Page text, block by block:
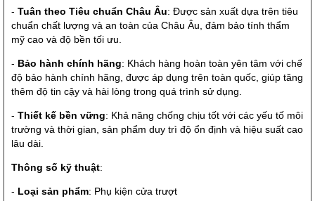
- Tuân theo Tiêu chuẩn Châu Âu: Được sản xuất dựa trên tiêu
chuẩn chất lượng và an toàn của Châu Âu, đảm bảo tính thẩm
mỹ cao và độ bền tối ưu.
- Bảo hành chính hãng: Khách hàng hoàn toàn yên tâm với chế
độ bảo hành chính hãng, được áp dụng trên toàn quốc, giúp tăng
thêm độ tin cậy và hài lòng trong quá trình sử dụng.
- Thiết kế bền vững: Khả năng chống chịu tốt với các yếu tố môi
trường và thời gian, sản phẩm duy trì độ ổn định và hiệu suất cao
lâu dài.
Thông số kỹ thuật:
- Loại sản phẩm: Phụ kiện cửa trượt